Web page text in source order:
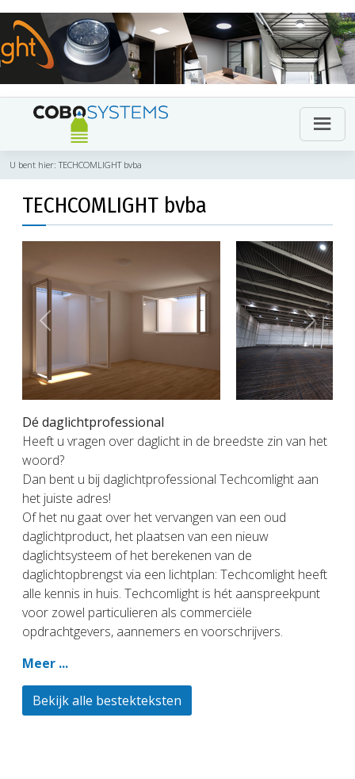
U bent hier:TECHCOMLIGHT bvba
TECHCOMLIGHT bvba
Previous Next
Dé daglichtprofessional
Heeft u vragen over daglicht in de breedste zin van het
woord?
Dan bent u bij daglichtprofessional Techcomlight aan
het juiste adres!
Of het nu gaat over het vervangen van een oud
daglichtproduct, het plaatsen van een nieuw
daglichtsysteem of het berekenen van de
daglichtopbrengst via een lichtplan: Techcomlight heeft
alle kennis in huis. Techcomlight is hét aanspreekpunt
voor zowel particulieren als commerciële
opdrachtgevers, aannemers en voorschrijvers.
Meer ...
Bekijk alle bestekteksten